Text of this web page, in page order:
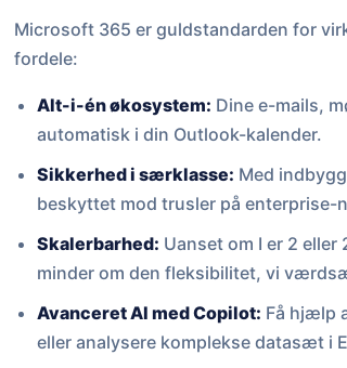
Microsoft 365 er guldstandarden for
fordele:
Alt-i-én økosystem: Dine e-mails,
automatisk i din Outlook-kalender.
Sikkerhed i særklasse: Med
beskyttet mod trusler på enterprise-
Skalerbarhed: Uanset om I er 2
minder om den fleksibilitet, vi
Avanceret AI med Copilot: Få hjælp
eller analysere komplekse datasæt i